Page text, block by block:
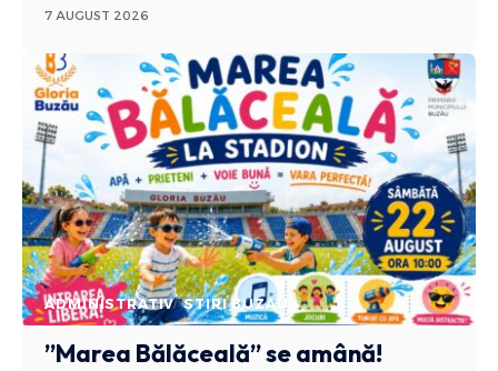
7 AUGUST 2026
ADMINISTRATIV STIRI BUZAU
”Marea Bălăceală” se amână!